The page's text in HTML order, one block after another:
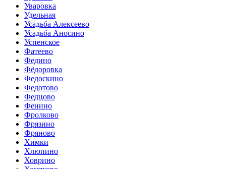
Уваровка
Удельная
Усадьба Алексеево
Усадьба Аносино
Успенское
Фатеево
Федино
Фёдоровка
Федоскино
Федотово
Федцово
Фенино
Фролково
Фрязино
Фряново
Химки
Хлюпино
Ховрино